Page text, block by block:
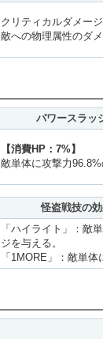
クリティカルダメー
敵への物理属性のダ
パワースラッ
【消費HP：7%】
敵単体に攻撃力96.8%
怪盗戦技の
「ハイライト」：敵
ジを与える。
「1MORE」：敵単